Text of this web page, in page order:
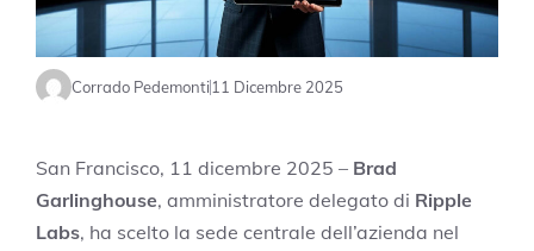
Corrado Pedemonti11 Dicembre 2025
San Francisco, 11 dicembre 2025 – Brad
Garlinghouse, amministratore delegato di Ripple
Labs, ha scelto la sede centrale dell’azienda nel